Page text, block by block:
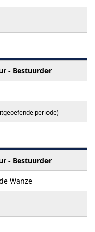
- Bestuurder
periode)
- Bestuurder
Wanze